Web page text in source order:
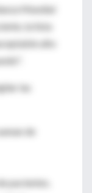
Mundial
la lista
alto
las
de
pacientes.